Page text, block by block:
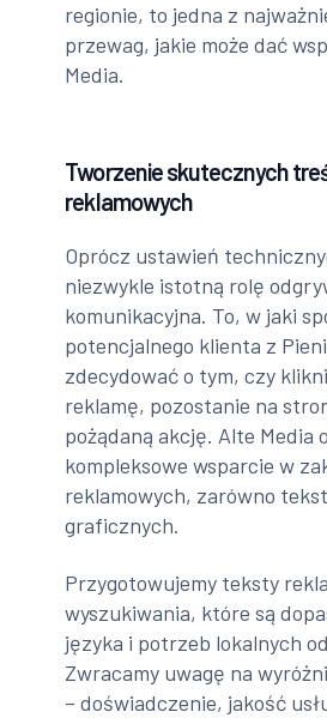
regionie, to jedna z
przewag, jakie może dać
Media.
Tworzenie skutecznych
reklamowych
Oprócz ustawień
niezwykle istotną rolę
komunikacyjna. To, w jaki
potencjalnego klienta z
zdecydować o tym, czy
reklamę, pozostanie na
pożądaną akcję. Alte Media
kompleksowe wsparcie w
reklamowych, zarówno
graficznych.
Przygotowujemy teksty
wyszukiwania, które są
języka i potrzeb lokalnych
Zwracamy uwagę na
– doświadczenie, jakość